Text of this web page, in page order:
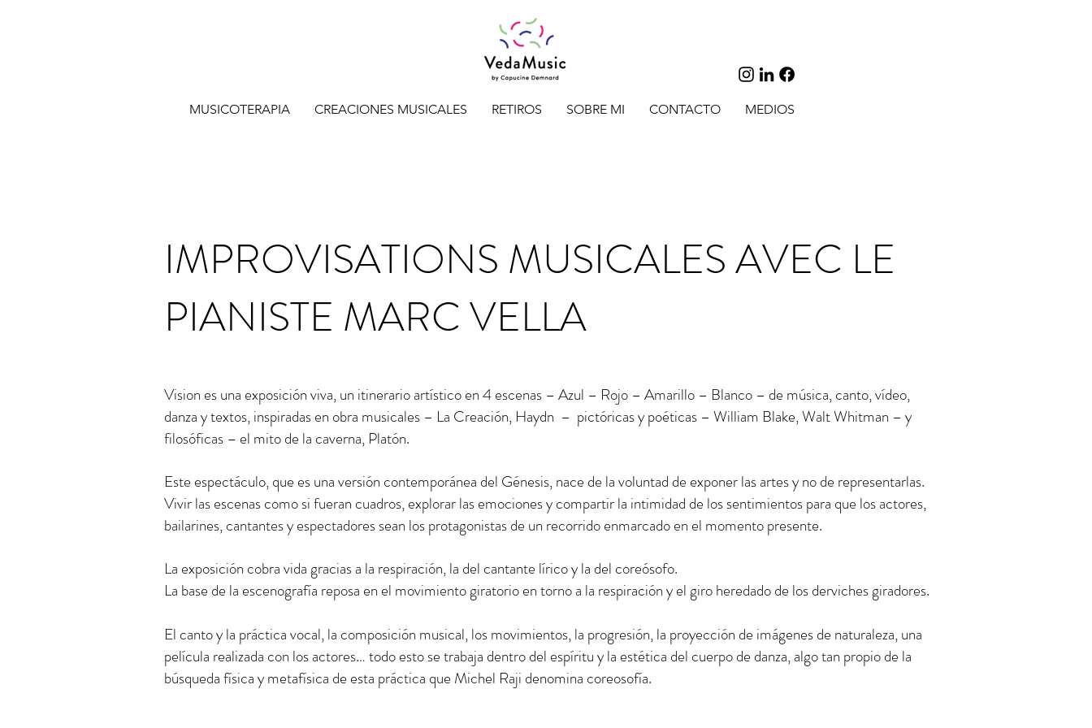
MUSICOTERAPIA CREACIONES MUSICALES RETIROS SOBRE MI CONTACTO MEDIOS
IMPROVISATIONS MUSICALES AVEC LE
PIANISTE MARC VELLA
Vision es una exposición viva, un itinerario artístico en 4 escenas – Azul – Rojo – Amarillo – Blanco – de música, canto, vídeo,
danza y textos, inspiradas en obra musicales – La Creación, Haydn – pictóricas y poéticas – William Blake, Walt Whitman – y
filosóficas – el mito de la caverna, Platón.
Este espectáculo, que es una versión contemporánea del Génesis, nace de la voluntad de exponer las artes y no de representarlas.
Vivir las escenas como si fueran cuadros, explorar las emociones y compartir la intimidad de los sentimientos para que los actores,
bailarines, cantantes y espectadores sean los protagonistas de un recorrido enmarcado en el momento presente.
La exposición cobra vida gracias a la respiración, la del cantante lírico y la del coreósofo.
La base de la escenografía reposa en el movimiento giratorio en torno a la respiración y el giro heredado de los derviches giradores.
El canto y la práctica vocal, la composición musical, los movimientos, la progresión, la proyección de imágenes de naturaleza, una
película realizada con los actores… todo esto se trabaja dentro del espíritu y la estética del cuerpo de danza, algo tan propio de la
búsqueda física y metafísica de esta práctica que Michel Raji denomina coreosofía.